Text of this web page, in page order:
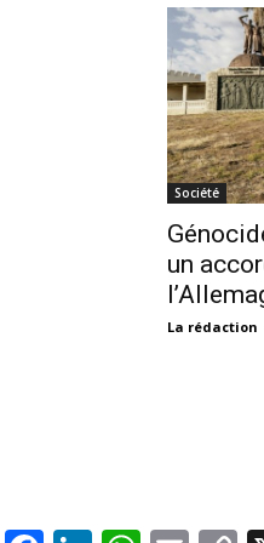
Société
un
La rédaction